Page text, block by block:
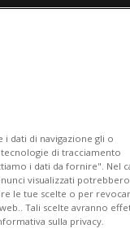
dati di navigazione gli o
di tracciamento
i dati da fornire". Nel
visualizzati
le tue scelte o per
Tali scelte avranno
sulla privacy.